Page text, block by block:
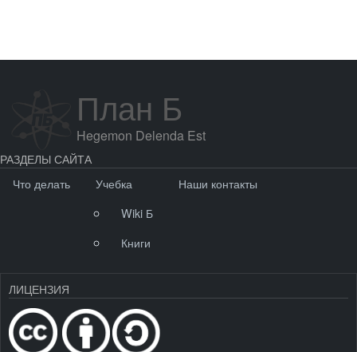
План Б
Hegemon Delenda Est
РАЗДЕЛЫ САЙТА
Что делать
Учебка
Wiki Б
Книги
Наши контакты
ЛИЦЕНЗИЯ